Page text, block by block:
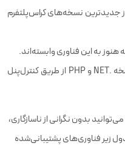
جدیدترین نسخه‌های کراس‌پلتفرم
به این فناوری وابسته‌اند.
امکان تغییر نسخه ‏.NET و PHP از طریق کنترل‌پنل
بدون نگرانی از ناسازگاری،
زیر فناوری‌های پشتیبانی‌شده